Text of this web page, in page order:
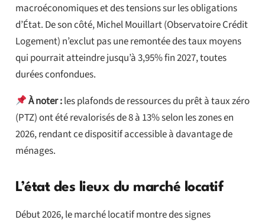
macroéconomiques et des tensions sur les obligations
d’État. De son côté, Michel Mouillart (Observatoire Crédit
Logement) n’exclut pas une remontée des taux moyens
qui pourrait atteindre jusqu’à 3,95% fin 2027, toutes
durées confondues.
À noter :les plafonds de ressources du prêt à taux zéro
(PTZ) ont été revalorisés de 8 à 13% selon les zones en
2026, rendant ce dispositif accessible à davantage de
ménages.
L’état des lieux du marché locatif
Début 2026, le marché locatif montre des signes